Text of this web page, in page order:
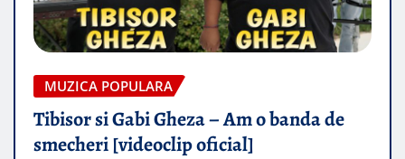
MUZICA POPULARA
Tibisor si Gabi Gheza – Am o banda de
smecheri [videoclip oficial]